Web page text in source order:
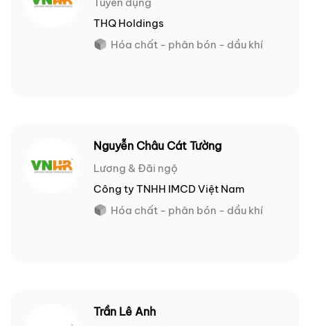
THQ Holdings
Hóa chất - phân bón - dầu khí
Nguyễn Châu Cát Tường
Lương & Đãi ngộ
Công ty TNHH IMCD Việt Nam
Hóa chất - phân bón - dầu khí
Trần Lê Anh